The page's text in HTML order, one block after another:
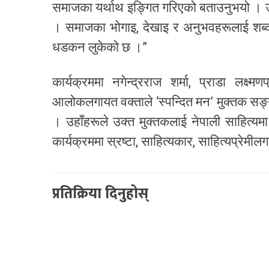
समाजका यर्थाथ इङ्गित गरिएको बताउनुभयो ।
। समाजका भोगाइ, देखाइ र अनुभवहरूलाई
धडकन लुकेको छ ।”
कार्यक्रममा नगेन्द्रराज शर्मा, प्राडा
आलोकलगायत वक्ताले ‘स्पन्दित मन’ मुक्तक
। उहाँहरूले उक्त मुक्तकलाई नेपाली
कार्यक्रममा स्रष्टा, साहित्यकार,
प्रतिक्रिया दिनुहोस्